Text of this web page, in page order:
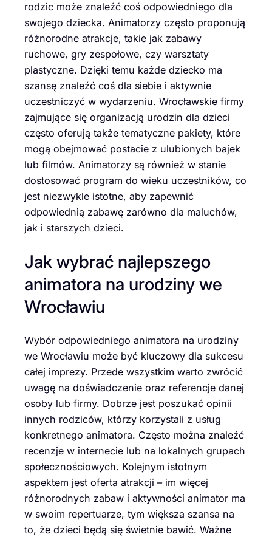
rodzic może znaleźć coś odpowiedniego dla
swojego dziecka. Animatorzy często proponują
różnorodne atrakcje, takie jak zabawy
ruchowe, gry zespołowe, czy warsztaty
plastyczne. Dzięki temu każde dziecko ma
szansę znaleźć coś dla siebie i aktywnie
uczestniczyć w wydarzeniu. Wrocławskie firmy
zajmujące się organizacją urodzin dla dzieci
często oferują także tematyczne pakiety, które
mogą obejmować postacie z ulubionych bajek
lub filmów. Animatorzy są również w stanie
dostosować program do wieku uczestników, co
jest niezwykle istotne, aby zapewnić
odpowiednią zabawę zarówno dla maluchów,
jak i starszych dzieci.
Jak wybrać najlepszego
animatora na urodziny we
Wrocławiu
Wybór odpowiedniego animatora na urodziny
we Wrocławiu może być kluczowy dla sukcesu
całej imprezy. Przede wszystkim warto zwrócić
uwagę na doświadczenie oraz referencje danej
osoby lub firmy. Dobrze jest poszukać opinii
innych rodziców, którzy korzystali z usług
konkretnego animatora. Często można znaleźć
recenzje w internecie lub na lokalnych grupach
społecznościowych. Kolejnym istotnym
aspektem jest oferta atrakcji – im więcej
różnorodnych zabaw i aktywności animator ma
w swoim repertuarze, tym większa szansa na
to, że dzieci będą się świetnie bawić. Ważne